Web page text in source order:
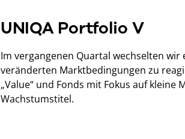
UNIQA Portfolio V
Im vergangenen Quartal wechselten
veränderten Marktbedingungen zu
„Value“ und Fonds mit Fokus auf
Wachstumstitel.